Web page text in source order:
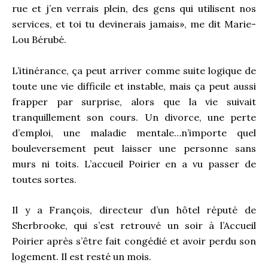
rue et j’en verrais plein, des gens qui utilisent nos
services, et toi tu devinerais jamais», me dit Marie-
Lou Bérubé.
L’itinérance, ça peut arriver comme suite logique de
toute une vie difficile et instable, mais ça peut aussi
frapper par surprise, alors que la vie suivait
tranquillement son cours. Un divorce, une perte
d’emploi, une maladie mentale…n’importe quel
bouleversement peut laisser une personne sans
murs ni toits. L’accueil Poirier en a vu passer de
toutes sortes.
Il y a François, directeur d’un hôtel réputé de
Sherbrooke, qui s’est retrouvé un soir à l’Accueil
Poirier après s’être fait congédié et avoir perdu son
logement. Il est resté un mois.